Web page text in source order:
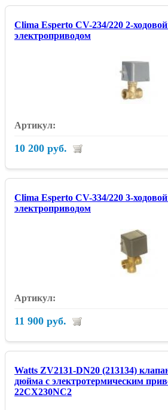
Clima Esperto CV-234/220 2-
электроприводом
10 200 руб.
Clima Esperto CV-334/220 3-
электроприводом
11 900 руб.
Watts ZV2131-DN20 (213134)
дюйма с электротермическим
22CX230NC2